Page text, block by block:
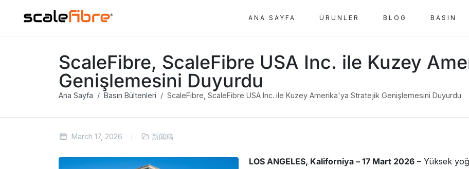
ANA SAYFA ÜRÜNLER BLOG BASIN
ScaleFibre, ScaleFibre USA Inc. ile Kuzey
Genişlemesini Duyurdu
Ana Sayfa Basın Bültenleri ScaleFibre, ScaleFibre USA Inc. ile Kuzey Amerika'ya Stratejik Genişlemesini Duyurdu
March 17, 2026 新闻稿
LOS ANGELES, Kaliforniya – 17 Mart 2026 – Yüksek